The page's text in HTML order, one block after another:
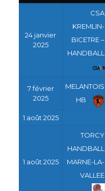
24 janvier
2025
CSA
KREMLIN-
BICETRE –
HANDBALL
7 février
2025
MELANTOIS
HB
1 août 2025
1 août 2025
TORCY
HANDBALL
MARNE-LA-
VALLEE